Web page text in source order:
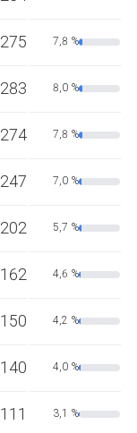
275 7,8 %
283 8,0 %
274 7,8 %
247 7,0 %
202 5,7 %
162 4,6 %
150 4,2 %
140 4,0 %
111 3,1 %